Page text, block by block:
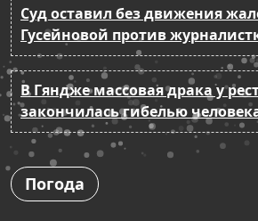
Суд оставил без движения
Гусейновой против
В Гяндже массовая драка у
закончилась гибелью
Погода